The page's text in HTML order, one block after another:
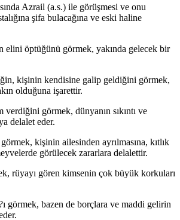
Azrail (a.s.) ile görüşmesi ve onu
şifa bulacağına ve eski haline
elini öptüğünü görmek, yakında gelecek bir
kişinin kendisine galip geldiğini görmek,
olduğuna işarettir.
verdiğini görmek, dünyanın sıkıntı ve
delalet eder.
kişinin ailesinden ayrılmasına, kıtlık
görülecek zararlara delalettir.
rüyayı gören kimsenin çok büyük korkuları
görmek, bazen de borçlara ve maddi gelirin